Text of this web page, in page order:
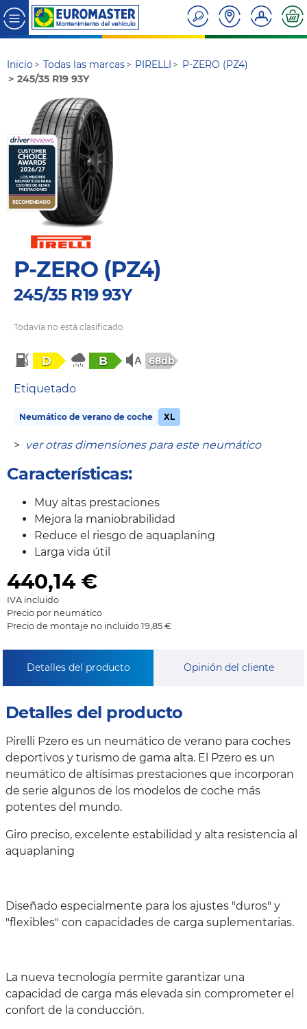
Inicio Todas las marcas PIRELLI
P-ZERO (PZ4)
245/35 R19 93Y
P-ZERO (PZ4)
245/35 R19 93Y
Todavía no está clasificado
D B 68db
Etiquetado
Neumático de verano de coche XL
> ver otras dimensiones para este neumático
Características:
Muy altas prestaciones
Mejora la maniobrabilidad
Reduce el riesgo de aquaplaning
Larga vida útil
440,14€
IVA incluido
Precio por neumático
Precio de montaje no incluido 19,85 €
Detalles del producto Opinión del cliente
Detalles del producto
Pirelli Pzero es un neumático de verano para coches
deportivos y turismo de gama alta. El Pzero es un
neumático de altísimas prestaciones que incorporan
de serie algunos de los modelos de coche más
potentes del mundo.
Giro preciso, excelente estabilidad y alta resistencia al
aquaplaning
Diseñado especialmente para los ajustes "duros" y
"flexibles" con capacidades de carga suplementarias.
La nueva tecnología permite garantizar una
capacidad de carga más elevada sin comprometer el
confort de la conducción.